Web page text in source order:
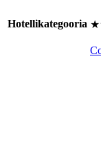
Hotellikategooria